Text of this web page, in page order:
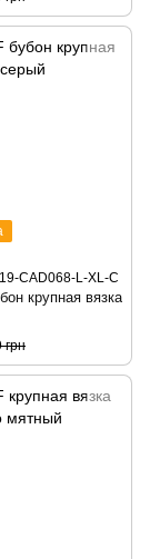
CAD068-L-XL-C
крупная вязка
грн